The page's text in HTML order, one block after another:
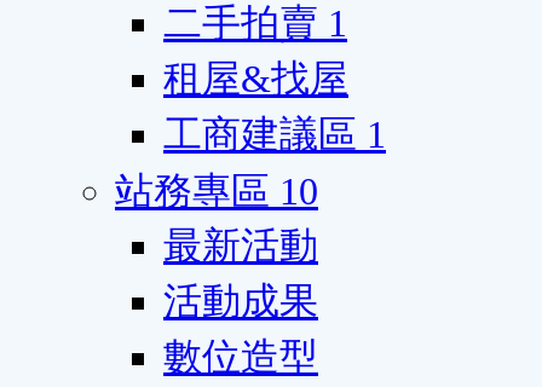
二手拍賣 1
租屋&找屋
工商建議區 1
站務專區 10
最新活動
活動成果
數位造型